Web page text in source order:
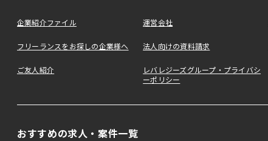
企業紹介ファイル 運営会社
フリーランスをお探しの企業様へ 法人向けの資料請求
ご友人紹介
レバレジーズグループ・プライバシ
ーポリシー
おすすめの求人・案件一覧